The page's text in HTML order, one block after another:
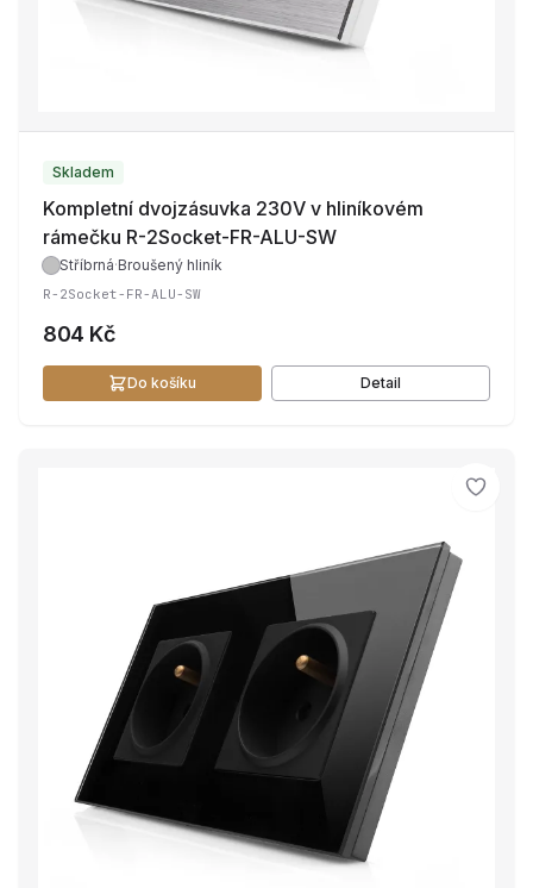
Skladem
Kompletní dvojzásuvka 230V v hliníkovém
rámečku R-2Socket-FR-ALU-SW
Stříbrná·Broušený hliník
R-2Socket-FR-ALU-SW
804 Kč
Do košíku Detail